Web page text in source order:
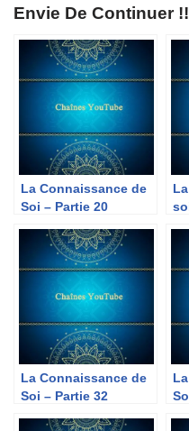
Envie De Continuer !!
La Connaissance de
Soi – Partie 20
La Connaissance de
Soi – Partie 32